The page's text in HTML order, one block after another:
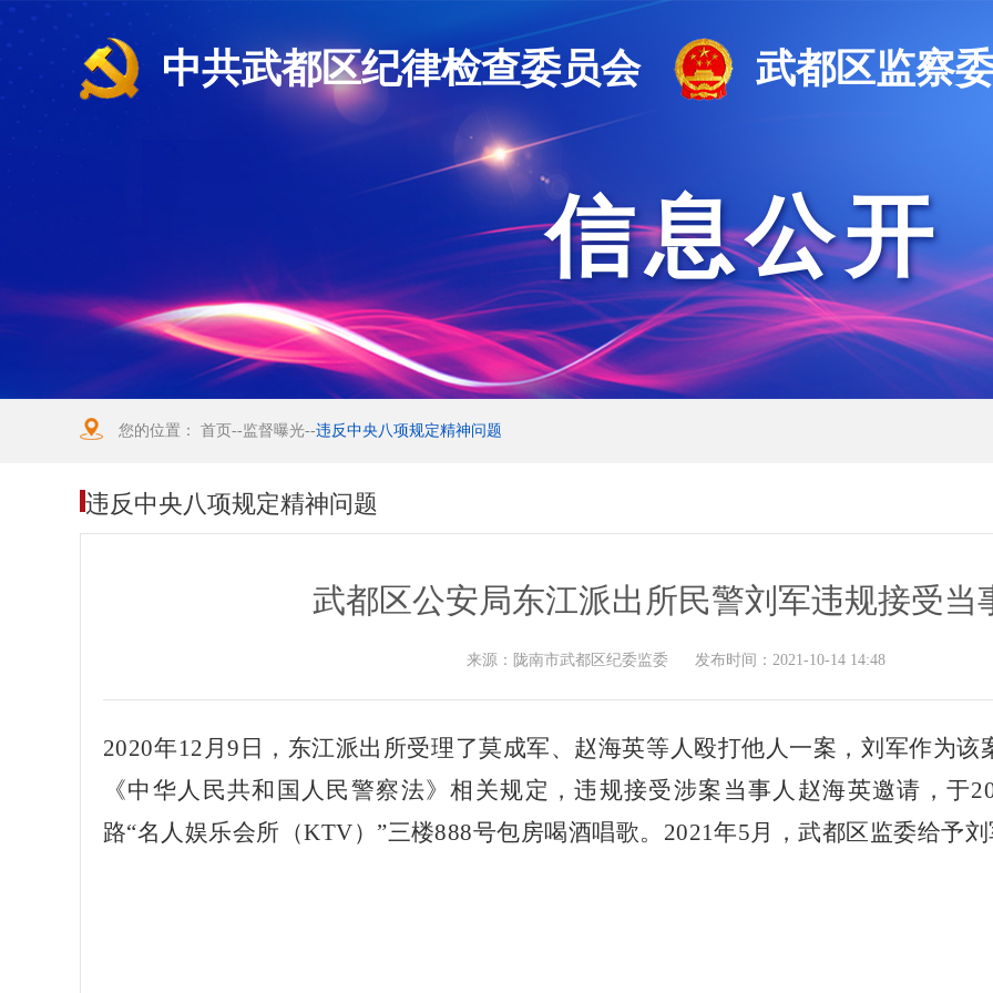
中共武都区纪律检查委员会 武都区监察
信息公开
您的位置： 首页 --监督曝光--违反中央八项规定精神问题
违反中央八项规定精神问题
武都区公安局东江派出所民警刘军违规接受当
来源： 陇南市武都区纪委监委 发布时间： 2021-10-14 14:48
2020年12月9日，东江派出所受理了莫成军、赵海英等人殴打他人一案，刘军作为
《中华人民共和国人民警察法》相关规定，违规接受涉案当事人赵海英邀请，于
路“名人娱乐会所（KTV）”三楼888号包房喝酒唱歌。2021年5月，武都区监委给予